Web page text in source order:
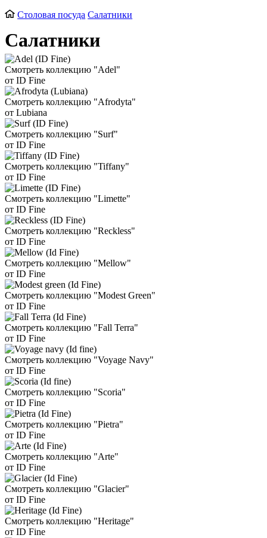
Столовая посуда Салатники
Салатники
Смотреть коллекцию "Adel"
от ID Fine
Смотреть коллекцию "Afrodyta"
от Lubiana
Смотреть коллекцию "Surf"
от ID Fine
Смотреть коллекцию "Tiffany"
от ID Fine
Смотреть коллекцию "Limette"
от ID Fine
Смотреть коллекцию "Reckless"
от ID Fine
Смотреть коллекцию "Mellow"
от ID Fine
Смотреть коллекцию "Modest Green"
от ID Fine
Смотреть коллекцию "Fall Terra"
от ID Fine
Смотреть коллекцию "Voyage Navy"
от ID Fine
Смотреть коллекцию "Scoria"
от ID Fine
Смотреть коллекцию "Pietra"
от ID Fine
Смотреть коллекцию "Arte"
от ID Fine
Смотреть коллекцию "Glacier"
от ID Fine
Смотреть коллекцию "Heritage"
от ID Fine